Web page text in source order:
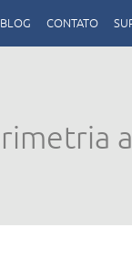
BLOG CONTATO